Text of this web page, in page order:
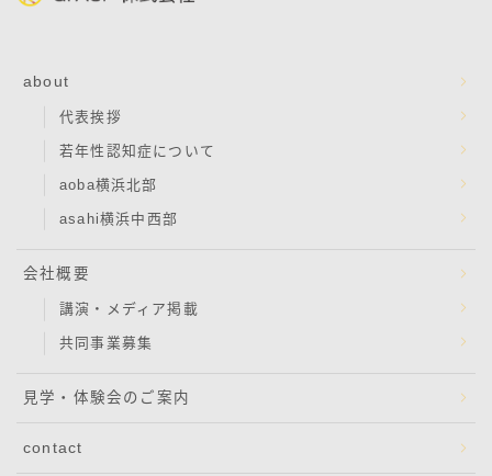
about
代表挨拶
若年性認知症について
aoba横浜北部
asahi横浜中西部
会社概要
講演・メディア掲載
共同事業募集
見学・体験会のご案内
contact